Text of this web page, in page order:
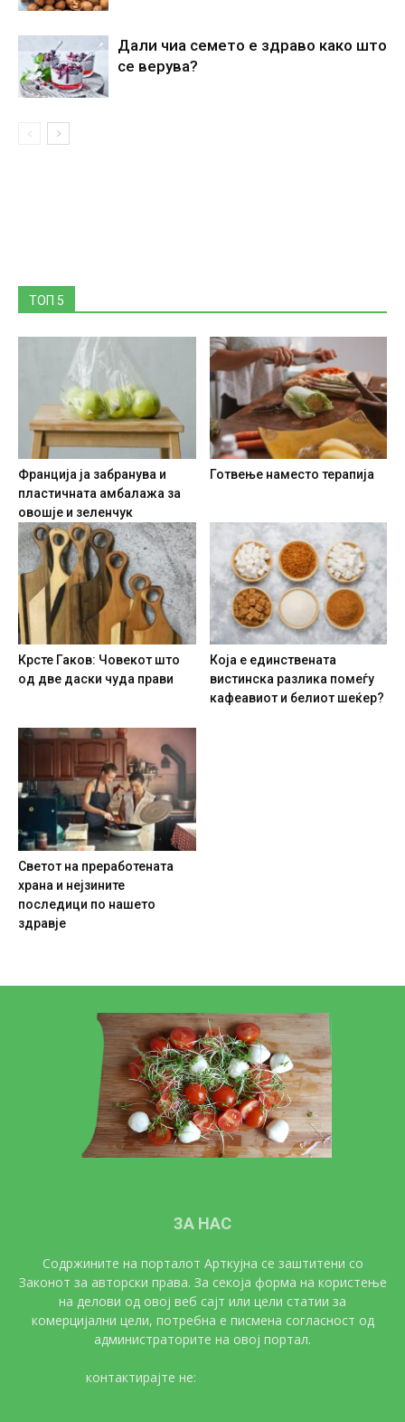
Дали чиа семето е здраво како што
се верува?
ТОП 5
Франција ја забранува и
пластичната амбалажа за
овошје и зеленчук
Готвење наместо терапија
Крсте Гаков: Човекот што
од две даски чуда прави
Која е единствената
вистинска разлика помеѓу
кафеавиот и белиот шеќер?
Светот на преработената
храна и нејзините
последици по нашето
здравје
ЗА НАС
Содржините на порталот Арткујна се заштитени со
Законот за авторски права. За секоја форма на користење
на делови од овој веб сајт или цели статии за
комерцијални цели, потребна е писмена согласност од
администраторите на овој портал.
контактирајте не: